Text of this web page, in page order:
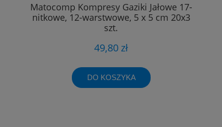
Matocomp Kompresy Gaziki Jałowe 17-
nitkowe, 12-warstwowe, 5 x 5 cm 20x3
szt.
49,80 zł
DO KOSZYKA